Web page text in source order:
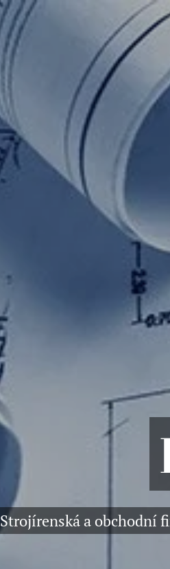
Strojírenská a obchodní